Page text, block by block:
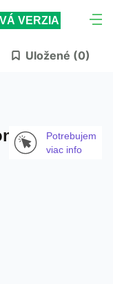
VERZIA
Uložené (0)
Potrebujem
viac info